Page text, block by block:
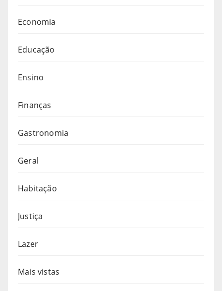
Economia
Educação
Ensino
Finanças
Gastronomia
Geral
Habitação
Justiça
Lazer
Mais vistas